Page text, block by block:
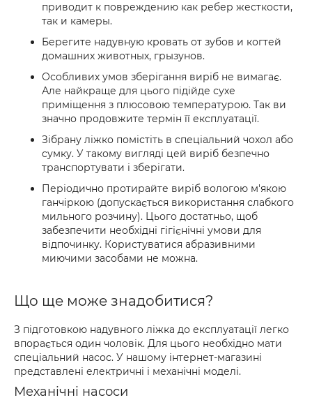
приводит к повреждению как ребер жесткости,
так и камеры.
Берегите надувную кровать от зубов и когтей
домашних животных, грызунов.
Особливих умов зберігання виріб не вимагає.
Але найкраще для цього підійде сухе
приміщення з плюсовою температурою. Так ви
значно продовжите термін її експлуатації.
Зібрану ліжко помістіть в спеціальний чохол або
сумку. У такому вигляді цей виріб безпечно
транспортувати і зберігати.
Періодично протирайте виріб вологою м'якою
ганчіркою (допускається використання слабкого
мильного розчину). Цього достатньо, щоб
забезпечити необхідні гігієнічні умови для
відпочинку. Користуватися абразивними
миючими засобами не можна.
Що ще може знадобитися?
З підготовкою надувного ліжка до експлуатації легко
впорається один чоловік. Для цього необхідно мати
спеціальний насос. У нашому інтернет-магазині
представлені електричні і механічні моделі.
Механічні насоси